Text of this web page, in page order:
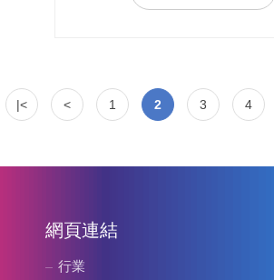
|< < 1 2 3 4
網頁連結
行業